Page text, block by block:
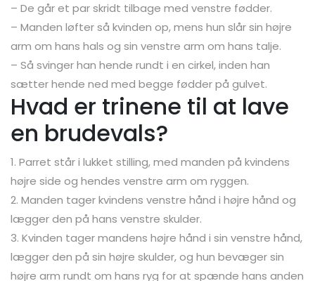
– De går et par skridt tilbage med venstre fødder.
– Manden løfter så kvinden op, mens hun slår sin højre
arm om hans hals og sin venstre arm om hans talje.
– Så svinger han hende rundt i en cirkel, inden han
sætter hende ned med begge fødder på gulvet.
Hvad er trinene til at lave
en brudevals?
1. Parret står i lukket stilling, med manden på kvindens
højre side og hendes venstre arm om ryggen.
2. Manden tager kvindens venstre hånd i højre hånd og
lægger den på hans venstre skulder.
3. Kvinden tager mandens højre hånd i sin venstre hånd,
lægger den på sin højre skulder, og hun bevæger sin
højre arm rundt om hans ryg for at spænde hans anden